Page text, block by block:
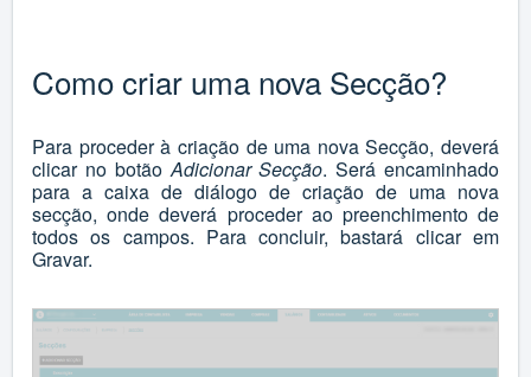
Como criar uma nova Secção?
Para proceder à criação de uma nova Secção, deverá
clicar no botãoAdicionar Secção. Será encaminhado
para a caixa de diálogo de criação de uma nova
secção, onde deverá proceder ao preenchimento de
todos os campos. Para concluir, bastará clicar em
Gravar.